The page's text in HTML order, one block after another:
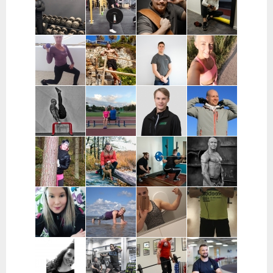
Espoo
Kauppinen |
Päijät-Häme
Markkanen |
Espoo,
Kauniainen
Mänttäri | PK-
Seutu,
Kouvola
Muhis
Mashkur |
Varsinais-
Suomi, Turku
Heidi
Mäkisalo |
Varsinais-
Suomi, Turku
Korhonen |
Kouvola ja
koko Suomi
Anna Mattila |
Tampere
Keinonen-
Loikas | Päijät-
Häme
Dmitri
Makarevits |
Helsinki
Aleksi Glad |
Espoo
Miia Hertteli |
Pohjois-
Pohjanmaa ja
Oulainen
Jori Kota-Aho |
Pääkaupunkiseutu
Heleä
Training |
Varsinais-
Suomi
Mikko Gröhn |
Oulu
Tuukka Linjala |
Pääkaupunkiseutu
Veera Svansjö
| Seinäjoki
Johannes Hesso |
Pääkaupunkiseutu
Markus
Rautavirta |
Tampere
Jarkko Veijola
|Satakunta
Pietikäinen |
Joensuu ja
Anne
Lindholm |
Tampere,
Jenniina
Lamminpohja
| Pirkanmaa
Juha Simola |
Espoo